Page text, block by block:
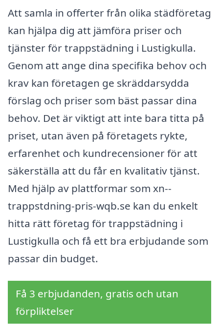
Att samla in offerter från olika städföretag
kan hjälpa dig att jämföra priser och
tjänster för trappstädning i Lustigkulla.
Genom att ange dina specifika behov och
krav kan företagen ge skräddarsydda
förslag och priser som bäst passar dina
behov. Det är viktigt att inte bara titta på
priset, utan även på företagets rykte,
erfarenhet och kundrecensioner för att
säkerställa att du får en kvalitativ tjänst.
Med hjälp av plattformar som xn--
trappstdning-pris-wqb.se kan du enkelt
hitta rätt företag för trappstädning i
Lustigkulla och få ett bra erbjudande som
passar din budget.
Få 3 erbjudanden, gratis och utan
förpliktelser